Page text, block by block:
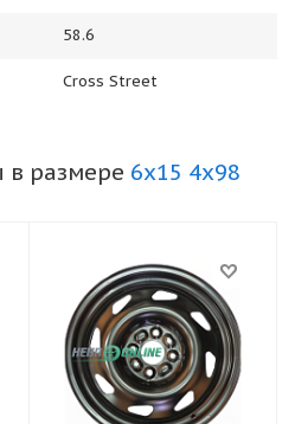
58.6
Cross Street
размере 6x15 4x98